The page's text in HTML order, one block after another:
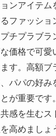
ンアイテム
ファッショ
チプラブラ
価格で可愛
す。高額ブ
パパの好み
が重要です
感を生むス
高めましょ